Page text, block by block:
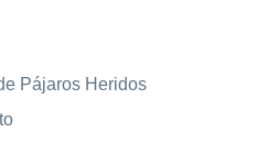
Pájaros Heridos